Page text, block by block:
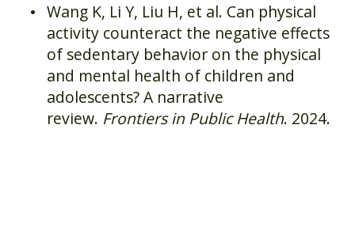
Wang K, Li Y, Liu H, et al. Can physical
activity counteract the negative effects
of sedentary behavior on the physical
and mental health of children and
adolescents? A narrative
review. Frontiers in Public Health. 2024.